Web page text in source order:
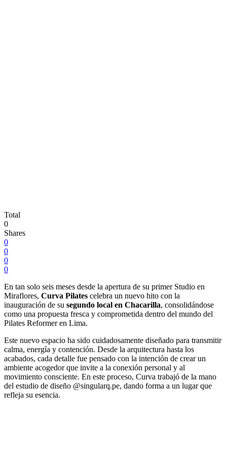
Total
0
Shares
0
0
0
0
En tan solo seis meses desde la apertura de su primer Studio en
Miraflores, Curva Pilates celebra un nuevo hito con la
inauguración de su segundo local en Chacarilla, consolidándose
como una propuesta fresca y comprometida dentro del mundo del
Pilates Reformer en Lima.
Este nuevo espacio ha sido cuidadosamente diseñado para transmitir
calma, energía y contención. Desde la arquitectura hasta los
acabados, cada detalle fue pensado con la intención de crear un
ambiente acogedor que invite a la conexión personal y al
movimiento consciente. En este proceso, Curva trabajó de la mano
del estudio de diseño @singularq.pe, dando forma a un lugar que
refleja su esencia.